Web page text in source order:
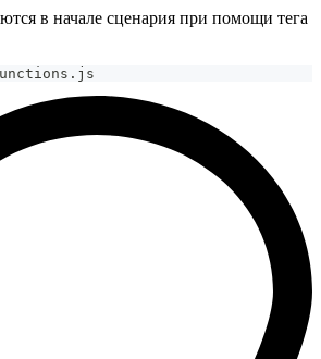
в начале сценария при помощи тега